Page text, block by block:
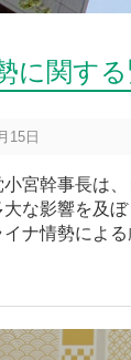
に関す
15日
宮幹事長は
な影響を及
ナ情勢によ